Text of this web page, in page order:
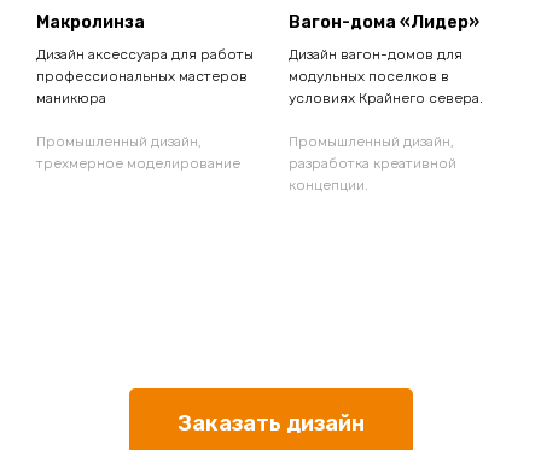
Макролинза
Дизайн аксессуара для работы
профессиональных мастеров
маникюра
Промышленный дизайн,
трехмерное моделирование
Вагон-дома «Лидер»
Дизайн вагон-домов для
модульных поселков в
условиях Крайнего севера.
Промышленный дизайн,
разработка креативной
концепции.
Заказать дизайн